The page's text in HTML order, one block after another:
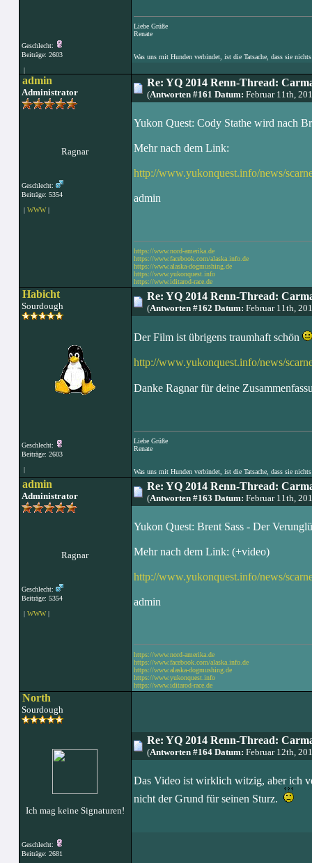
Geschlecht:
Beiträge: 2603
|
Liebe Grüße
Renate
Was uns mit Hunden verbindet, ist die Tatsache, dass sie nichts
admin
Administrator
Ragnar
Geschlecht:
Beiträge: 5354
| WWW|
Re: YQ 2014 Renn-Thread:
(Antworten #161 Datum: Februar 11th,
Yukon Quest: Cody Stathe wird nach
Mehr nach dem Link:
http://www.yukonquest.info/news/
admin
https://www.nord-amerika.de
https://www.facebook.com/alaska.info.de
https://www.alaska-dogmushing.de
https://www.yukonquest.info
https://www.iditarod-race.de
Habicht
Sourdough
Geschlecht:
Beiträge: 2603
|
Re: YQ 2014 Renn-Thread:
(Antworten #162 Datum: Februar 11th,
Der Film ist übrigens traumhaft schön
http://www.yukonquest.info/news/
Danke Ragnar für deine
Liebe Grüße
Renate
Was uns mit Hunden verbindet, ist die Tatsache, dass sie nichts
admin
Administrator
Ragnar
Geschlecht:
Beiträge: 5354
| WWW|
Re: YQ 2014 Renn-Thread:
(Antworten #163 Datum: Februar 11th,
Yukon Quest: Brent Sass - Der
Mehr nach dem Link: (+video)
http://www.yukonquest.info/news/
admin
https://www.nord-amerika.de
https://www.facebook.com/alaska.info.de
https://www.alaska-dogmushing.de
https://www.yukonquest.info
https://www.iditarod-race.de
North
Sourdough
Ich mag keine Signaturen!
Geschlecht:
Beiträge: 2681
Re: YQ 2014 Renn-Thread:
(Antworten #164 Datum: Februar 12th,
Das Video ist wirklich witzig, aber ich
nicht der Grund für seinen Sturz.